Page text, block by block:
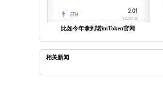
比如今年拿到诺imToken官网
相关新闻